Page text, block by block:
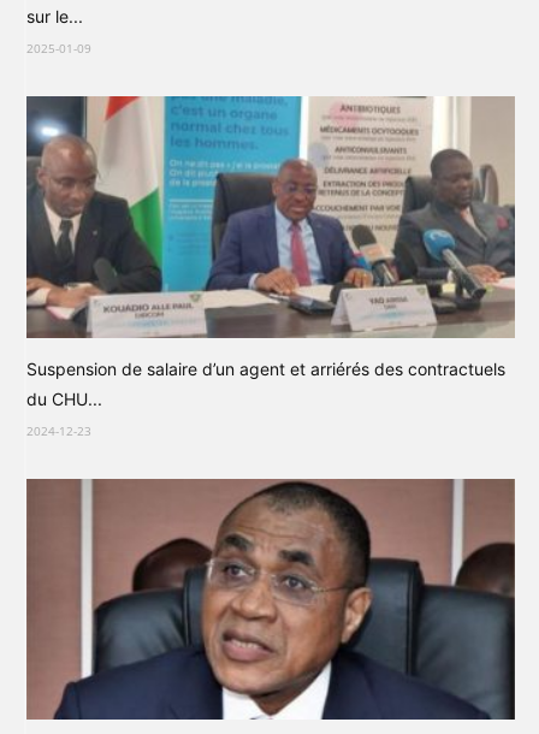
sur le...
2025-01-09
Suspension de salaire d’un agent et arriérés des contractuels
du CHU...
2024-12-23